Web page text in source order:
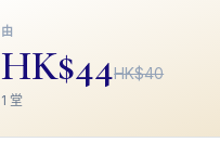
由
HK$44HK$40
1 堂